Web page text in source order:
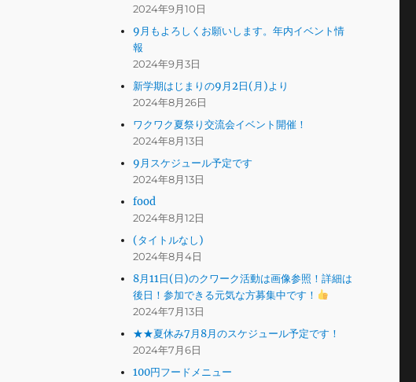
2024年9月10日
9月もよろしくお願いします。年内イベント情
報
2024年9月3日
新学期はじまりの9月2日(月)より
2024年8月26日
ワクワク夏祭り交流会イベント開催！
2024年8月13日
9月スケジュール予定です
2024年8月13日
food
2024年8月12日
(タイトルなし)
2024年8月4日
8月11日(日)のクワーク活動は画像参照！詳細は
後日！参加できる元気な方募集中です！
2024年7月13日
★★夏休み7月8月のスケジュール予定です！
2024年7月6日
100円フードメニュー